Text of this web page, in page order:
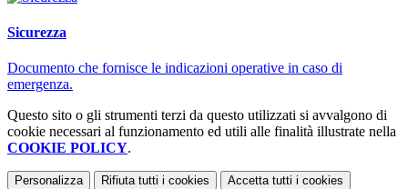
Sicurezza
Documento che fornisce le indicazioni operative in caso di
emergenza.
Questo sito o gli strumenti terzi da questo utilizzati si avvalgono di
cookie necessari al funzionamento ed utili alle finalità illustrate nella
COOKIE POLICY.
Personalizza Rifiuta tutti i cookies Accetta tutti i cookies